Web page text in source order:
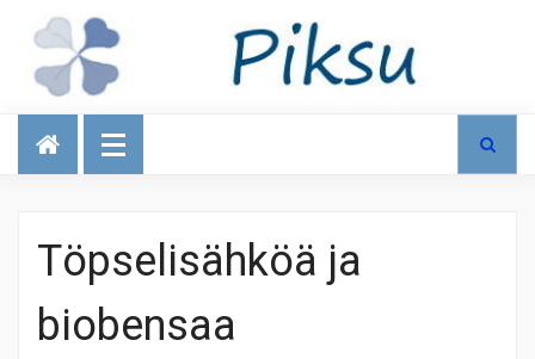
Talous
Töpselisähköä ja
biobensaa